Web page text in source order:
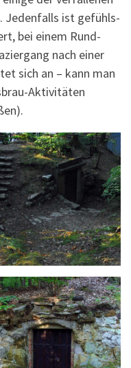
Jeden­falls ist gefühls­
bei einem Rund­
nach einer
sich an – kann man
Akti­vi­tä­ten